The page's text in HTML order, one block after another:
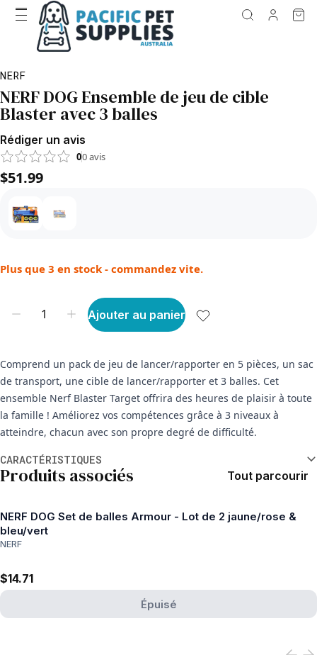
NERF
NERF DOG Ensemble de jeu de cible
Blaster avec 3 balles
Rédiger un avis
00avis
$51.99
Plus que 3 en stock - commandez vite.
Ajouter au panier
Comprend un pack de jeu de lancer/rapporter en 5 pièces, un sac
de transport, une cible de lancer/rapporter et 3 balles. Cet
ensemble Nerf Blaster Target offrira des heures de plaisir à toute
la famille ! Améliorez vos compétences grâce à 3 niveaux à
atteindre, chacun avec son propre degré de difficulté.
CARACTÉRISTIQUES
Produits associés Tout parcourir
NERF DOG Set de balles Armour - Lot de 2 jaune/rose &
bleu/vert
NERF
$14.71
Épuisé